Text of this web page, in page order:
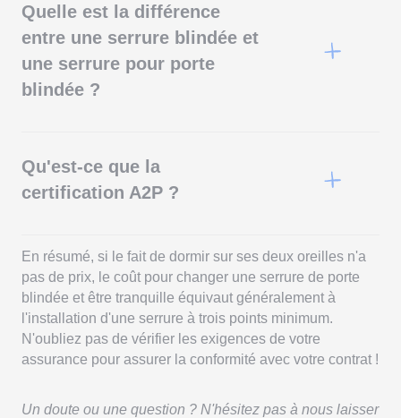
an, à la fin de l'été et au printemps. Nettoyez les serrures
en douceur avec une brosse douce et un dégraissant
non agressif, puis utilisez un lubrifiant spécifique pour
graisser les parties mobiles (attention, certains produits
peuvent causer des dommages irréversibles au
mécanisme). Protégez les serrures contre les conditions
Quelle est la différence
entre une serrure blindée et
une serrure pour porte
blindée ?
plusieurs points de verrouillage pour une protection
maximale. Une serrure blindée est une serrure renforcée
qui offre une sécurité supplémentaire par rapport aux
Qu'est-ce que la
certification A2P ?
Protection (CNPP) pour évaluer la conformité et la
qualité de produits tels que les serrures, portes, fenêtres,
volets roulants et portes de garage. Cette certification
comporte trois niveaux de résistance à l'effraction,
classés de la plus élevée à la moins élevée : A2P**,
A2P, et A2P*. Elle est reconnue par les assureurs et
garantit la performance, la fiabilité et la qualité des
produits certifiés.
En résumé, si le fait de dormir sur ses deux oreilles n'a
pas de prix, le coût pour changer une serrure de porte
blindée et être tranquille équivaut généralement à
l'installation d'une serrure à trois points minimum.
N'oubliez pas de vérifier les exigences de votre
assurance pour assurer la conformité avec votre contrat !
Un doute ou une question ? N'hésitez pas à nous laisser